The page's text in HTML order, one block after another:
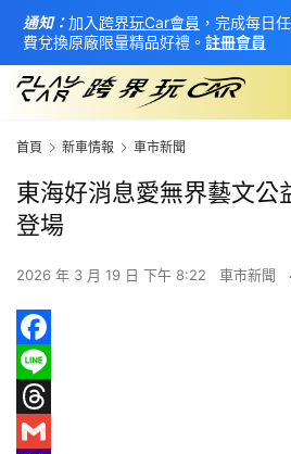
首
頁
首頁 新車情報 車市新聞
東海好消息愛無界藝文
登場
2026 年 3 月 19 日 下午 8:22 車市新聞
F
a
c
L
T
通知：加入 跨界玩Car會員 ，完成每日
費兌換原廠限量精品好禮。 註冊會員